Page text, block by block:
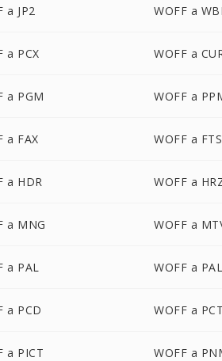
a JP2 WOFF a
a PCX WOFF a
a PGM WOFF a
a FAX WOFF a FTS
a HDR WOFF a
a MNG WOFF a
a PAL WOFF a
a PCD WOFF a PCT
a PICT WOFF a